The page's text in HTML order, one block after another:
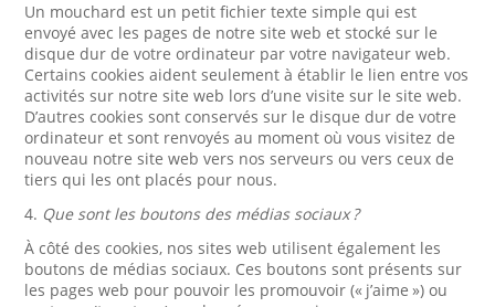
Un mouchard est un petit fichier texte simple qui est
envoyé avec les pages de notre site web et stocké sur le
disque dur de votre ordinateur par votre navigateur web.
Certains cookies aident seulement à établir le lien entre vos
activités sur notre site web lors d’une visite sur le site web.
D’autres cookies sont conservés sur le disque dur de votre
ordinateur et sont renvoyés au moment où vous visitez de
nouveau notre site web vers nos serveurs ou vers ceux de
tiers qui les ont placés pour nous.
4. Que sont les boutons des médias sociaux ?
À côté des cookies, nos sites web utilisent également les
boutons de médias sociaux. Ces boutons sont présents sur
les pages web pour pouvoir les promouvoir (« j’aime ») ou